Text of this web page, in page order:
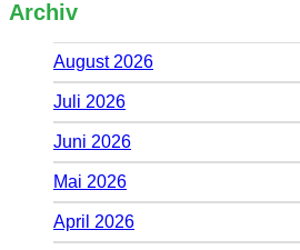
Archiv
August 2026
Juli 2026
Juni 2026
Mai 2026
April 2026